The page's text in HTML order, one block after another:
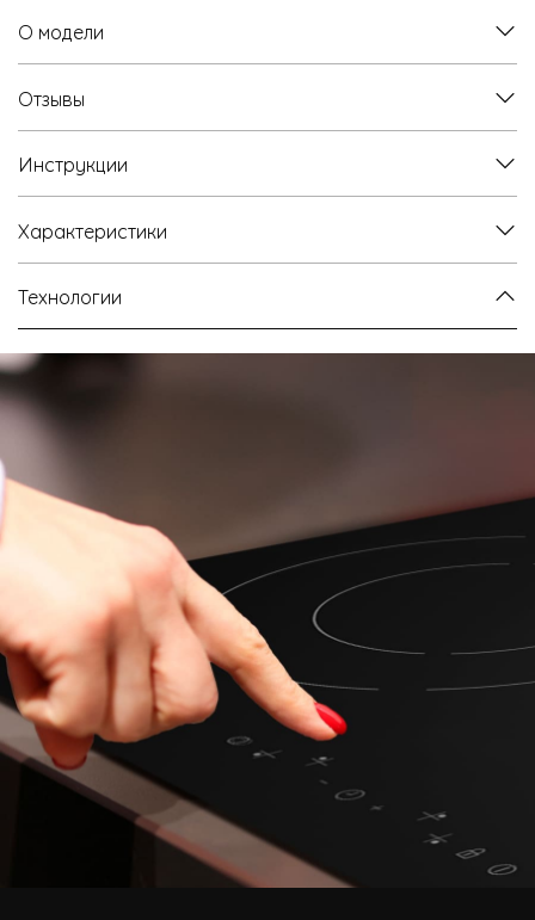
О модели
Отзывы
Инструкции
Характеристики
Технологии